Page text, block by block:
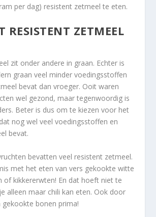
per dag) resistent zetmeel te eten.
RESISTENT ZETMEEL
zit onder andere in graan. Echter is
graan veel minder voedingsstoffen
bevat dan vroeger. Ooit waren
wel gezond, maar tegenwoordig is
Beter is dus om te kiezen voor het
nog wel veel voedingsstoffen en
bevat.
bevatten veel resistent zetmeel.
met het eten van vers gekookte witte
of kikkererwten! En dat hoeft niet te
alleen maar chili kan eten. Ook door
gekookte bonen prima!